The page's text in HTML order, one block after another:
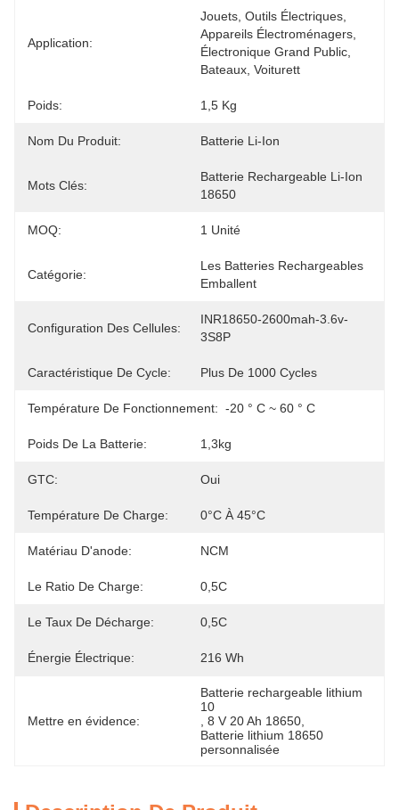
Application:
Jouets, Outils Électriques,
Appareils Électroménagers,
Électronique Grand Public,
Bateaux, Voiturett
Poids: 1,5 Kg
Nom Du Produit: Batterie Li-Ion
Mots Clés:
Batterie Rechargeable Li-Ion
18650
MOQ: 1 Unité
Catégorie:
Les Batteries Rechargeables
Emballent
Configuration Des Cellules:
INR18650-2600mah-3.6v-
3S8P
Caractéristique De Cycle: Plus De 1000 Cycles
Température De Fonctionnement: -20 ° C ~ 60 ° C
Poids De La Batterie: 1,3kg
GTC: Oui
Température De Charge: 0°C À 45°C
Matériau D'anode: NCM
Le Ratio De Charge: 0,5C
Le Taux De Décharge: 0,5C
Énergie Électrique: 216 Wh
Mettre en évidence:
Batterie rechargeable lithium
10
8 V 20 Ah 18650
Batterie lithium 18650
personnalisée